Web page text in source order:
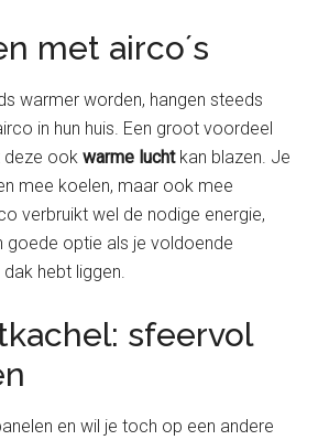
met airco´s
warmer worden, hangen steeds
in hun huis. Een groot voordeel
deze ookwarme luchtkan blazen. Je
mee koelen, maar ook mee
verbruikt wel de nodige energie,
goede optie als je voldoende
hebt liggen.
sfeervol
en wil je toch op een andere